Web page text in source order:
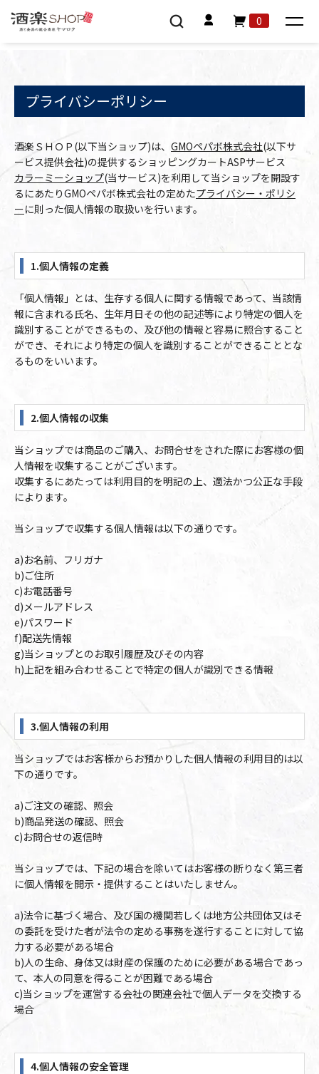
0
プライバシーポリシー
酒楽ＳＨＯＰ(以下当ショップ)は、 GMOペパボ株式会社(以下サ
ービス提供会社)の提供するショッピングカートASPサービス
カラーミーショップ(当サービス)を利用して当ショップを開設す
るにあたりGMOペパボ株式会社の定めたプライバシー・ポリシ
ーに則った個人情報の取扱いを行います。
1.個人情報の定義
「個人情報」とは、生存する個人に関する情報であって、当該情
報に含まれる氏名、生年月日その他の記述等により特定の個人を
識別することができるもの、及び他の情報と容易に照合すること
ができ、それにより特定の個人を識別することができることとな
るものをいいます。
2.個人情報の収集
当ショップでは商品のご購入、お問合せをされた際にお客様の個
人情報を収集することがございます。
収集するにあたっては利用目的を明記の上、適法かつ公正な手段
によります。
当ショップで収集する個人情報は以下の通りです。
a)お名前、フリガナ
b)ご住所
c)お電話番号
d)メールアドレス
e)パスワード
f)配送先情報
g)当ショップとのお取引履歴及びその内容
h)上記を組み合わせることで特定の個人が識別できる情報
3.個人情報の利用
当ショップではお客様からお預かりした個人情報の利用目的は以
下の通りです。
a)ご注文の確認、照会
b)商品発送の確認、照会
c)お問合せの返信時
当ショップでは、下記の場合を除いてはお客様の断りなく第三者
に個人情報を開示・提供することはいたしません。
a)法令に基づく場合、及び国の機関若しくは地方公共団体又はそ
の委託を受けた者が法令の定める事務を遂行することに対して協
力する必要がある場合
b)人の生命、身体又は財産の保護のために必要がある場合であっ
て、本人の同意を得ることが困難である場合
c)当ショップを運営する会社の関連会社で個人データを交換する
場合
4.個人情報の安全管理